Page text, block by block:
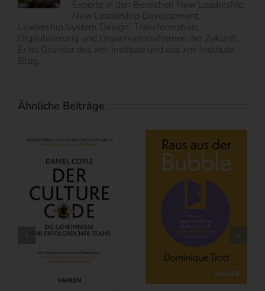
Experte in den Bereichen New Leadership,
New Leadership Development,
Leadership System Design, Transformation,
Digitalisierung und Organisationsformen der Zukunft.
Er ist Gründer des xm-institute und des xm-institute
Blog.
Ähnliche Beiträge